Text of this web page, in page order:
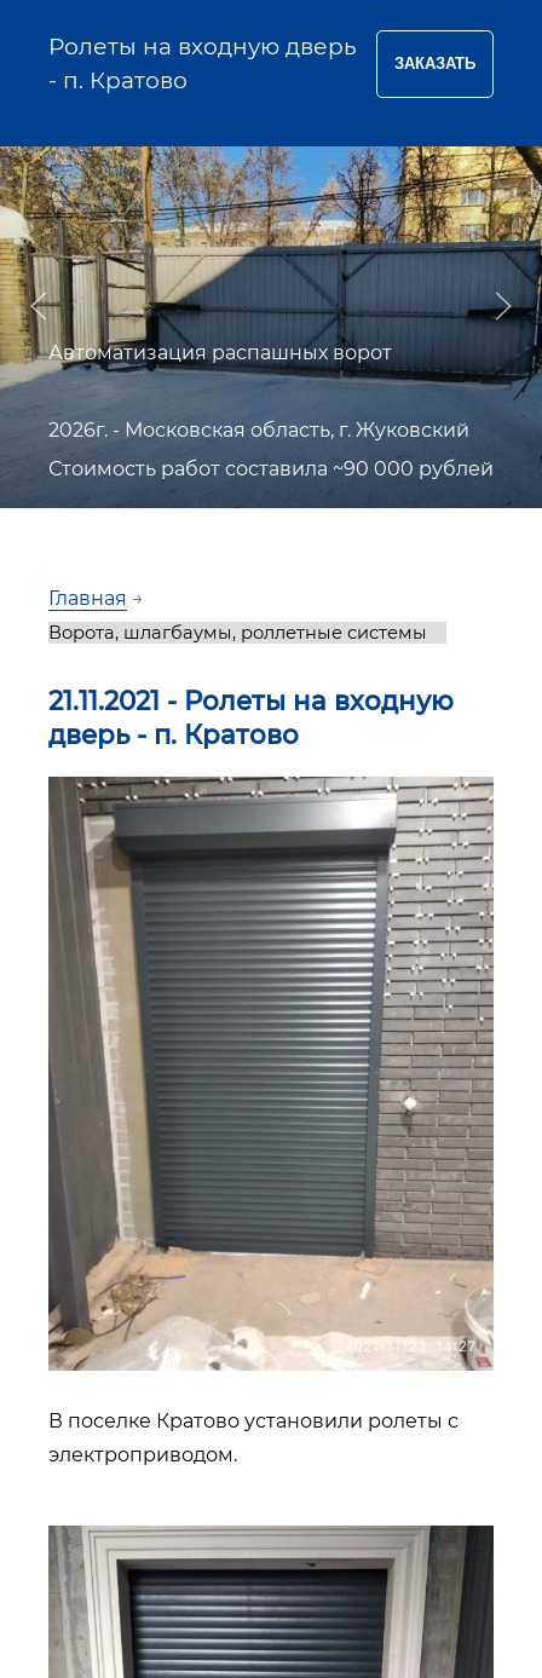
Ролеты на входную дверь
- п. Кратово
Автоматизация распашных ворот
2026г. - Московская область, г. Жуковский
Стоимость работ составила ~90 000 рублей
Главная →
21.11.2021 - Ролеты на входную
дверь - п. Кратово
В поселке Кратово установили ролеты с
электроприводом.